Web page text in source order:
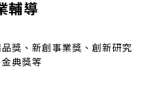
輔導
獎、新創事業獎、創新研究
典獎等